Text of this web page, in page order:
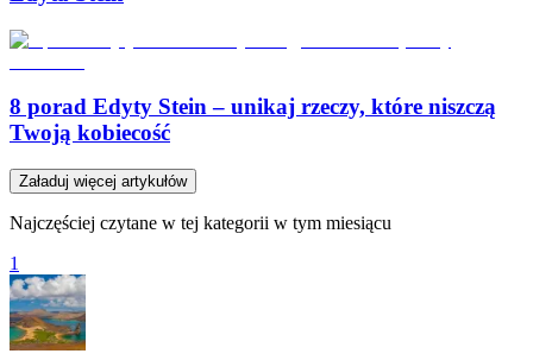
8 porad Edyty Stein – unikaj rzeczy, które niszczą
Twoją kobiecość
Załaduj więcej artykułów
Najczęściej czytane w tej kategorii w tym miesiącu
1